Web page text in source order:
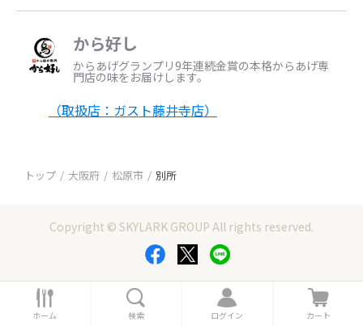
から好し
からあげグランプリ9年連続金賞の本格からあげ専
門店の味をお届けします。
（取扱店：ガスト藤井寺店）
トップ 大阪府 松原市 別所
Copyright © SKYLARK GROUP All rights reserved.
ホ
ー
ホーム 索
検索
ロ
グ
ログイン
カ
ー
カート